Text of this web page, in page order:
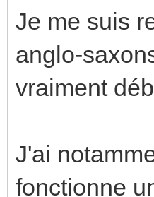
Je me suis
anglo-
vraiment
J'ai
fonctionne